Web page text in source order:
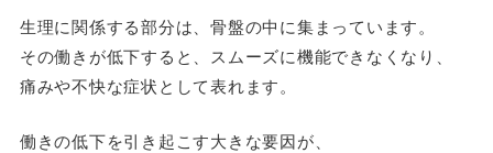
生理に関係する部分は、骨盤の中に集まっています。
その働きが低下すると、スムーズに機能できなくなり、
痛みや不快な症状として表れます。
働きの低下を引き起こす大きな要因が、